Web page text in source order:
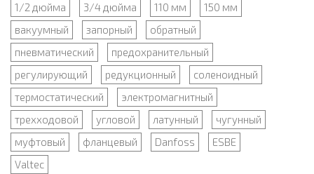
1/2 дюйма 3/4 дюйма 110 мм
150 мм
вакуумный
запорный
обратный
пневматический
предохранительный
регулирующий
редукционный
соленоидный
термостатический
электромагнитный
трехходовой
угловой латунный
чугунный
муфтовый
фланцевый Danfoss
ESBE
Valtec